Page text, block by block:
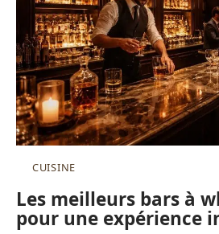
CUISINE
Les meilleurs bars à
pour une expérience